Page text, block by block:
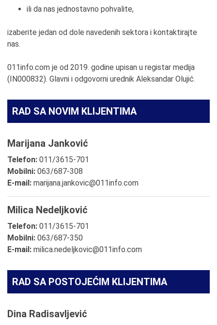
ili da nas jednostavno pohvalite,
izaberite jedan od dole navedenih sektora i kontaktirajte
nas.
011info.com je od 2019. godine upisan u registar medija
(IN000832). Glavni i odgovorni urednik Aleksandar Olujić.
RAD SA NOVIM KLIJENTIMA
Marijana Janković
Telefon: 011/3615-701
Mobilni: 063/687-308
E-mail: marijana.jankovic@011info.com
Milica Nedeljković
Telefon: 011/3615-701
Mobilni: 063/687-350
E-mail: milica.nedeljkovic@011info.com
RAD SA POSTOJEĆIM KLIJENTIMA
Dina Radisavljević